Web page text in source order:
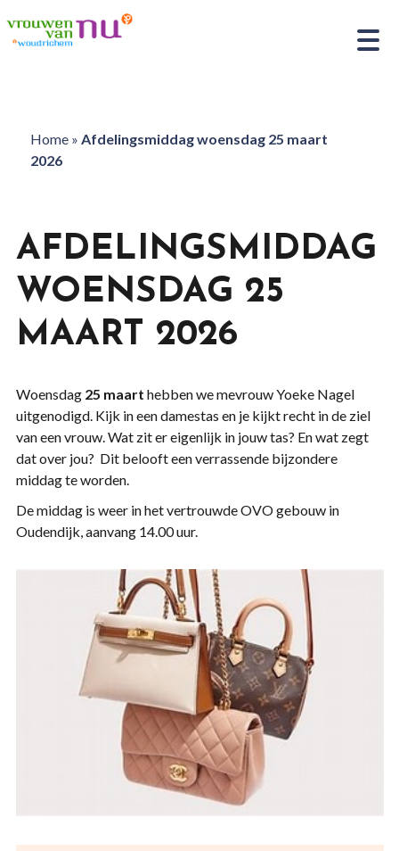
Home» Afdelingsmiddag woensdag 25 maart
2026
AFDELINGSMIDDAG
WOENSDAG 25
MAART 2026
Woensdag25 maart hebben we mevrouw Yoeke Nagel
uitgenodigd. Kijk in een damestas en je kijkt recht in de ziel
van een vrouw. Wat zit er eigenlijk in jouw tas? En wat zegt
dat over jou? Dit belooft een verrassende bijzondere
middag te worden.
De middag is weer in het vertrouwde OVO gebouw in
Oudendijk, aanvang 14.00 uur.